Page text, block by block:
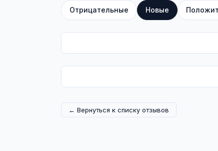
Отрицательные Новые
← Вернуться к списку отзывов